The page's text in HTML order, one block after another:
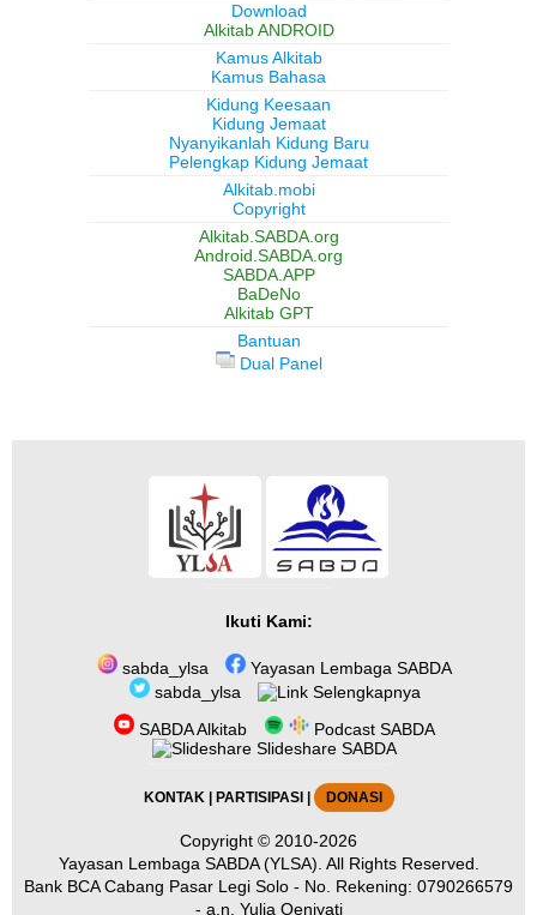
Download
Alkitab ANDROID
Kamus Alkitab
Kamus Bahasa
Kidung Keesaan
Kidung Jemaat
Nyanyikanlah Kidung Baru
Pelengkap Kidung Jemaat
Alkitab.mobi
Copyright
Alkitab.SABDA.org
Android.SABDA.org
SABDA.APP
BaDeNo
Alkitab GPT
Bantuan
Dual Panel
Ikuti Kami:
sabda_ylsa
Yayasan Lembaga SABDA
sabda_ylsa
Selengkapnya
SABDA Alkitab
Podcast SABDA
Slideshare SABDA
KONTAK | PARTISIPASI| DONASI
Copyright © 2010-2026
Yayasan Lembaga SABDA (YLSA). All Rights Reserved.
Bank BCA Cabang Pasar Legi Solo - No. Rekening: 0790266579
- a.n. Yulia Oeniyati